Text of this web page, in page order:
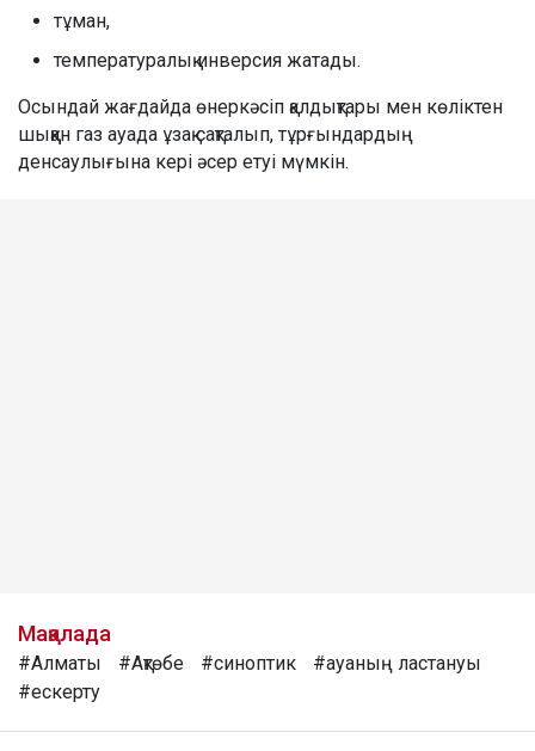
тұман,
температуралық инверсия жатады.
Осындай жағдайда өнеркәсіп қалдықтары мен көліктен
шыққан газ ауада ұзақ сақталып, тұрғындардың
денсаулығына кері әсер етуі мүмкін.
Мақалада
#Алматы #Ақтөбе #синоптик
#ауаның ластануы
#ескерту